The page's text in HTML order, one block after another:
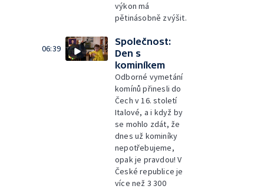
výkon má
pětinásobně zvýšit.
06:39
Společnost:
Den s
kominíkem
Odborné vymetání
komínů přinesli do
Čech v 16. století
Italové, a i když by
se mohlo zdát, že
dnes už kominíky
nepotřebujeme,
opak je pravdou! V
České republice je
více než 3 300